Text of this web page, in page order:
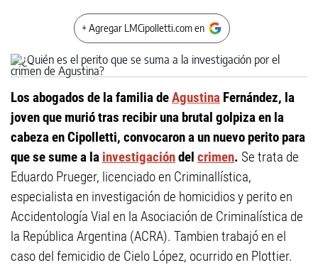
+ Agregar LMCipolletti.com en
Los abogados de la familia deAgustina Fernández, la
joven que murió tras recibir una brutal golpiza en la
cabeza en Cipolletti, convocaron a un nuevo perito para
que se sume a la investigacióndel crimen. Se trata de
Eduardo Prueger, licenciado en Criminallística,
especialista en investigación de homicidios y perito en
Accidentología Vial en la Asociación de Criminalística de
la República Argentina (ACRA). Tambien trabajó en el
caso del femicidio de Cielo López, ocurrido en Plottier.